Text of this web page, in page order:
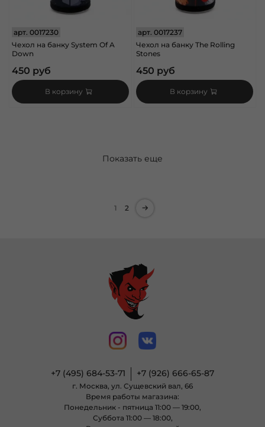
арт. 0017230
Чехол на банку System Of A
Down
450 руб
В корзину
арт.0017237
Чехол на банку The Rolling
Stones
450 руб
В корзину
Показать еще
1 2
+7 (495) 684-53-71 +7 (926) 666-65-87
г. Москва, ул. Сущевский вал, 66
Время работы магазина:
Понедельник - пятница 11:00 — 19:00,
Суббота 11:00 — 18:00,